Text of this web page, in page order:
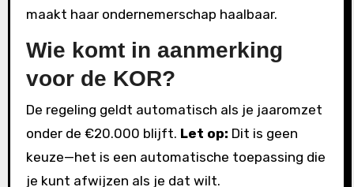
maakt haar ondernemerschap haalbaar.
Wie komt in aanmerking
voor de KOR?
De regeling geldt automatisch als je jaaromzet
onder de €20.000 blijft. Let op: Dit is geen
keuze—het is een automatische toepassing die
je kunt afwijzen als je dat wilt.